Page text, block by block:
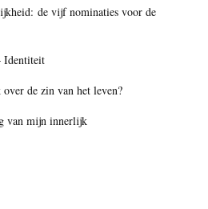
de vijf nominaties voor de
Identiteit
de zin van het leven?
van mijn innerlijk